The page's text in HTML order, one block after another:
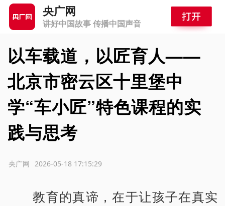
央广网
讲好中国故事 传播中国声音
以车载道，以匠育人——
北京市密云区十里堡中
学“车小匠”特色课程的实
践与思考
2026-05-18 17:15:29
央广网
教育的真谛，在于让孩子在真实